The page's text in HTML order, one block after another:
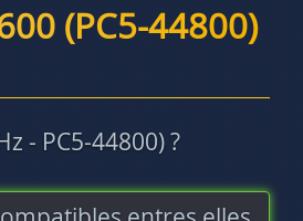
(PC5-44800)
- PC5-44800) ?